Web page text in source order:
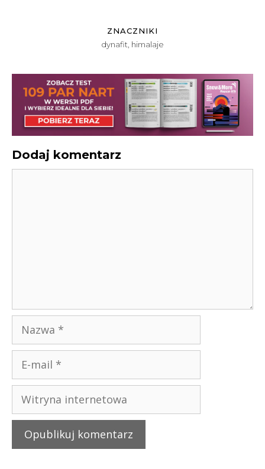
ZNACZNIKI
dynafit himalaje
Dodaj komentarz